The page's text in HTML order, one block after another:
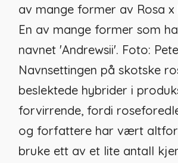
av mange former av Rosa x
En av mange former som
navnet 'Andrewsii'. Foto:
Navnsettingen på skotske
beslektede hybrider i
forvirrende, fordi
og forfattere har vært
bruke ett av et lite antall